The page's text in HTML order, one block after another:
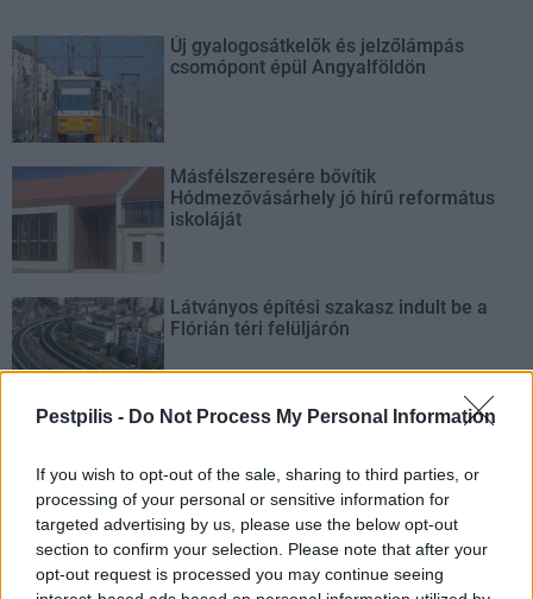
Pestpilis - Do Not Process My Personal Information
If you wish to opt-out of the sale, sharing to third parties, or
processing of your personal or sensitive information for
targeted advertising by us, please use the below opt-out
section to confirm your selection. Please note that after your
opt-out request is processed you may continue seeing
Új gyalogosátkelők és jelzőlámpás
csomópont épül Angyalföldön
Másfélszeresére bővítik
Hódmezővásárhely jó hírű református
iskoláját
Látványos építési szakasz indult be a
Flórián téri felüljárón
árnyékában?